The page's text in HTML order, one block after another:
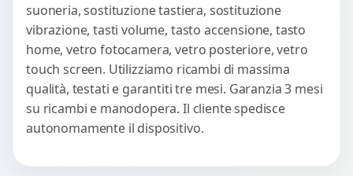
suoneria, sostituzione tastiera, sostituzione
vibrazione, tasti volume, tasto accensione, tasto
home, vetro fotocamera, vetro posteriore, vetro
touch screen. Utilizziamo ricambi di massima
qualità, testati e garantiti tre mesi. Garanzia 3 mesi
su ricambi e manodopera. Il cliente spedisce
autonomamente il dispositivo.